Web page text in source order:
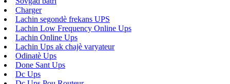
Charger
Lachin segondè frekans UPS
Lachin Low Frequency Online Ups
Lachin Online Ups
Lachin Ups ak chajè varyateur
Odinatè Ups
Done Sant Ups
Dc Ups